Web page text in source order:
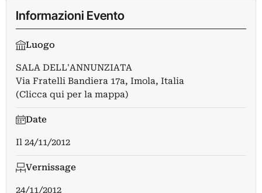
Informazioni Evento
Luogo
SALA DELL'ANNUNZIATA
Via Fratelli Bandiera 17a, Imola, Italia
(Clicca qui per la mappa)
Date
Il 24/11/2012
Vernissage
24/11/2012